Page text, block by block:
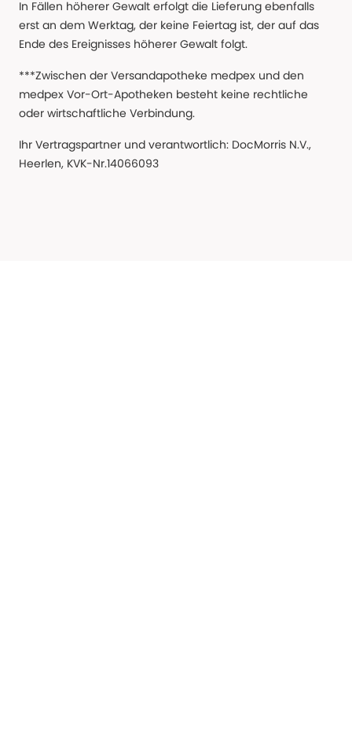
In Fällen höherer Gewalt erfolgt die Lieferung ebenfalls
erst an dem Werktag, der keine Feiertag ist, der auf das
Ende des Ereignisses höherer Gewalt folgt.
***Zwischen der Versandapotheke medpex und den
medpex Vor-Ort-Apotheken besteht keine rechtliche
oder wirtschaftliche Verbindung.
Ihr Vertragspartner und verantwortlich: DocMorris N.V.,
Heerlen, KVK-Nr.14066093